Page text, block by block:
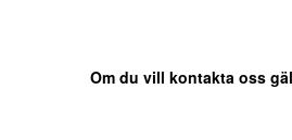
Om du vill kontakta oss